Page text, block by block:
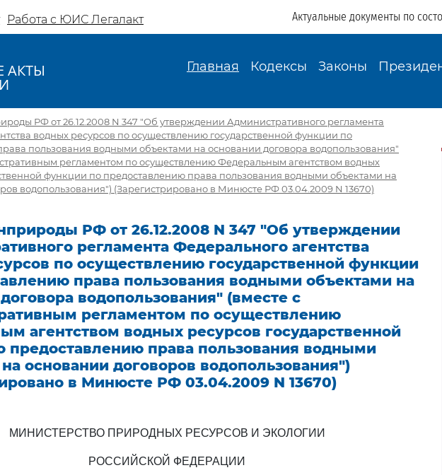
Работа с ЮИС Легалакт Актуальные документы по
АКТЫ Главная Кодексы Законы
РФ от 26.12.2008 N 347 "Об утверждении Административного регламента
водных ресурсов по осуществлению государственной функции по
пользования водными объектами на основании договора водопользования"
регламентом по осуществлению Федеральным агентством водных
функции по предоставлению права пользования водными объектами на
водопользования") (Зарегистрировано в Минюсте РФ 03.04.2009 N 13670)
РФ от 26.12.2008 N 347 "Об утверждении
регламента Федерального агентства
по осуществлению государственной функции
права пользования водными объектами на
водопользования" (вместе с
регламентом по осуществлению
агентством водных ресурсов государственной
предоставлению права пользования водными
основании договоров водопользования")
в Минюсте РФ 03.04.2009 N 13670)
МИНИСТЕРСТВО ПРИРОДНЫХ РЕСУРСОВ И ЭКОЛОГИИ
РОССИЙСКОЙ ФЕДЕРАЦИИ